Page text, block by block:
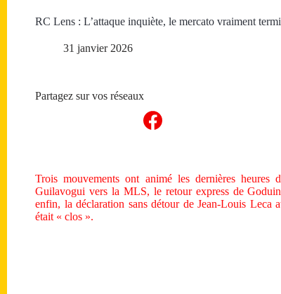
RC Lens : L’attaque inquiète, le mercato vraiment
31 janvier 2026
Partagez sur vos réseaux
Trois mouvements ont animé les dernières heures
Guilavogui vers la MLS, le retour express de
enfin, la déclaration sans détour de Jean-Louis
était « clos ».